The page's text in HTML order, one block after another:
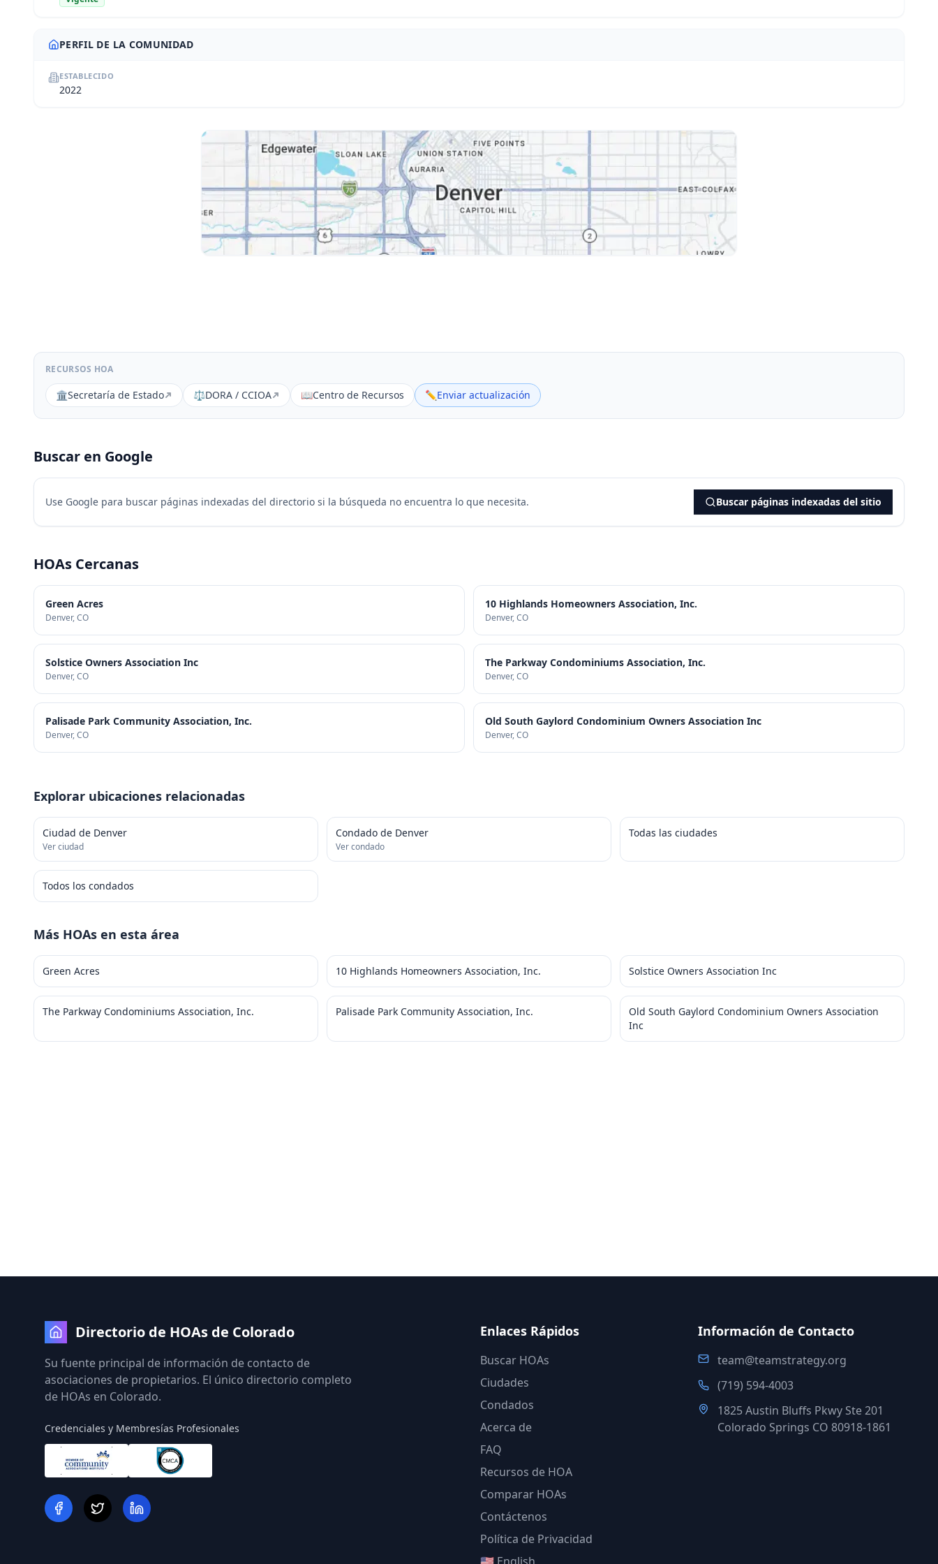
PERFIL DE LA COMUNIDAD
ESTABLECIDO
2022
RECURSOS HOA
🏛️Secretaría de Estado ⚖️DORA / CCIOA 📖Centro de Recursos ✏️Enviar actualización
Buscar en Google
Use Google para buscar páginas indexadas del directorio si la búsqueda no encuentra lo que necesita. Buscar páginas indexadas del sitio
HOAs Cercanas
Green Acres
Denver, CO
10 Highlands Homeowners Association, Inc.
Denver, CO
Solstice Owners Association Inc
Denver, CO
The Parkway Condominiums Association, Inc.
Denver, CO
Palisade Park Community Association, Inc.
Denver, CO
Old South Gaylord Condominium Owners Association Inc
Denver, CO
Explorar ubicaciones relacionadas
Ciudad de Denver
Ver ciudad
Condado de Denver
Ver condado
Todas las ciudades
Todos los condados
Más HOAs en esta área
Green Acres 10 Highlands Homeowners Association, Inc. Solstice Owners Association Inc
The Parkway Condominiums Association, Inc. Palisade Park Community Association, Inc.
Old South Gaylord Condominium Owners Association
Inc
Directorio de HOAs de Colorado
Su fuente principal de información de contacto de
asociaciones de propietarios. El único directorio completo
de HOAs en Colorado.
Credenciales y Membresías Profesionales
Enlaces Rápidos
Buscar HOAs
Ciudades
Condados
Acerca de
FAQ
Recursos de HOA
Comparar HOAs
Contáctenos
Política de Privacidad
Información de Contacto
team@teamstrategy.org
(719) 594-4003
1825 Austin Bluffs Pkwy Ste 201
Colorado Springs CO 80918-1861